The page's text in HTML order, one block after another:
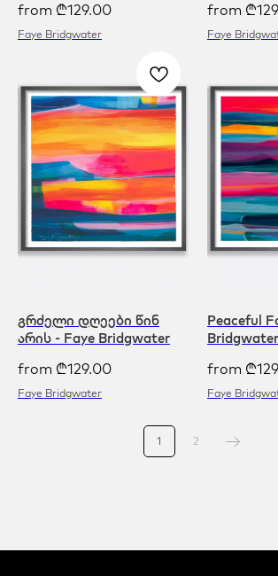
from ₾129.00
Faye Bridgwater
from ₾
Faye
გრძელი დღეები წინ
არის - Faye Bridgwater
from ₾129.00
Faye Bridgwater
Peaceful
Bridgwater
from ₾
Faye
1 2